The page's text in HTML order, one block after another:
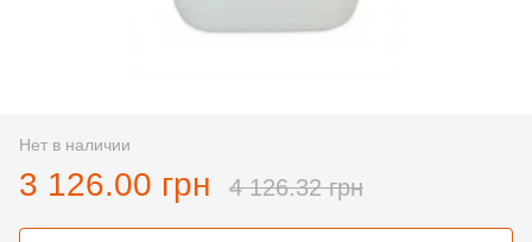
Нет в наличии
3 126.00 грн 4 126.32 грн